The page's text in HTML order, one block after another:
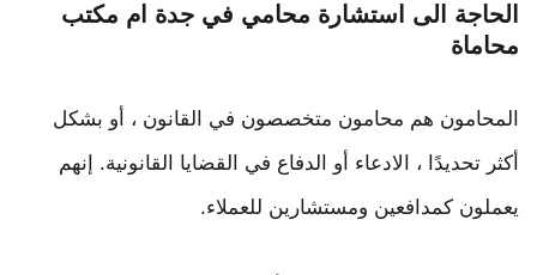
الحاجة الى استشارة محامي في جدة ام مكتب
محاماة
المحامون هم محامون متخصصون في القانون ، أو بشكل
أكثر تحديدًا ، الادعاء أو الدفاع في القضايا القانونية. إنهم
يعملون كمدافعين ومستشارين للعملاء.